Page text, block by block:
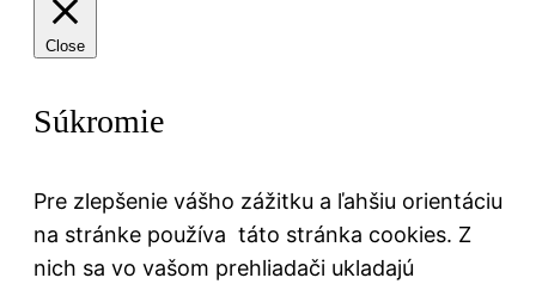
Close
Súkromie
Pre zlepšenie vášho zážitku a ľahšiu orientáciu
na stránke používa táto stránka cookies. Z
nich sa vo vašom prehliadači ukladajú